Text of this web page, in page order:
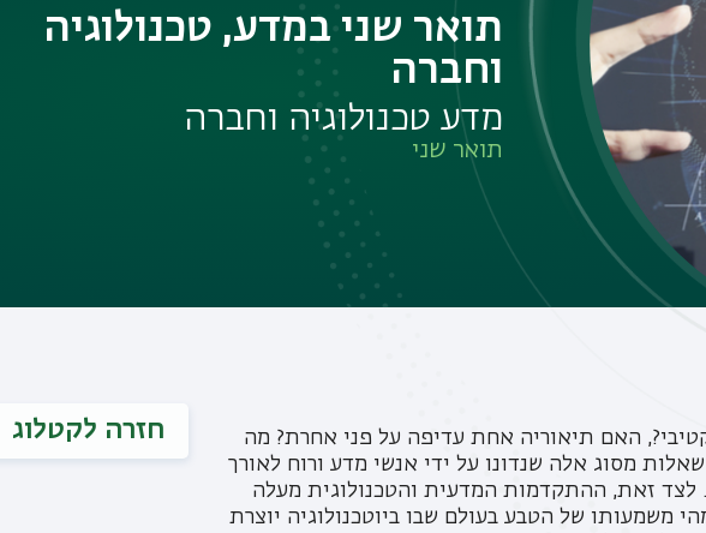
תואר שני במדע, טכנולוגיה
וחברה
מדע טכנולוגיה וחברה
תואר שני
האם תיאוריה אחת עדיפה על פני אחרת? מה
מסוג אלה שנדונו על ידי אנשי מדע ורוח לאורך
לצד זאת, ההתקדמות המדעית והטכנולוגית מעלה
משמעותו של הטבע בעולם שבו ביוטכנולוגיה יוצרת
חזרה לקטלוג